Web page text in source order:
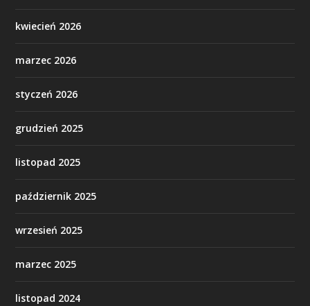
kwiecień 2026
marzec 2026
styczeń 2026
grudzień 2025
listopad 2025
październik 2025
wrzesień 2025
marzec 2025
listopad 2024